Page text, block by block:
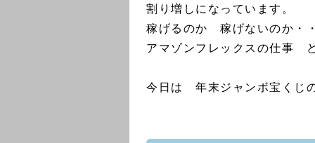
割り増しになっています。
稼げるのか 稼げないのか・
アマゾンフレックスの仕事
今日は 年末ジャンボ宝くじ